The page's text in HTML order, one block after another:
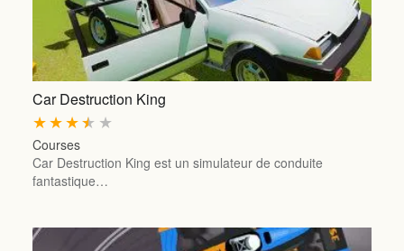
Car Destruction King
★
★
★
★
★
Courses
Car Destruction King est un simulateur de conduite
fantastique…